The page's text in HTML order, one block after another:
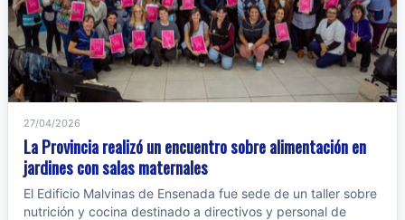
27/04/2026
La Provincia realizó un encuentro sobre alimentación en
jardines con salas maternales
El Edificio Malvinas de Ensenada fue sede de un taller sobre
nutrición y cocina destinado a directivos y personal de